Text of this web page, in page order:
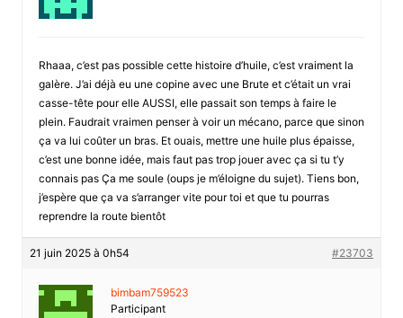
Rhaaa, c’est pas possible cette histoire d’huile, c’est vraiment la
galère. J’ai déjà eu une copine avec une Brute et c’était un vrai
casse-tête pour elle AUSSI, elle passait son temps à faire le
plein. Faudrait vraimen penser à voir un mécano, parce que sinon
ça va lui coûter un bras. Et ouais, mettre une huile plus épaisse,
c’est une bonne idée, mais faut pas trop jouer avec ça si tu t’y
connais pas Ça me soule (oups je m’éloigne du sujet). Tiens bon,
j’espère que ça va s’arranger vite pour toi et que tu pourras
reprendre la route bientôt
21 juin 2025 à 0h54 #23703
bimbam759523
Participant